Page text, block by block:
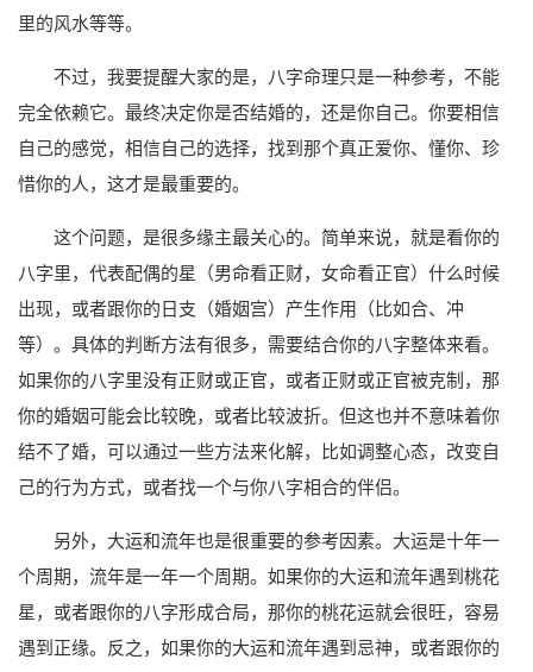
里的风水等等。
不过，我要提醒大家的是，八字命理只是一种参考，不能
完全依赖它。最终决定你是否结婚的，还是你自己。你要相信
自己的感觉，相信自己的选择，找到那个真正爱你、懂你、珍
惜你的人，这才是最重要的。
这个问题，是很多缘主最关心的。简单来说，就是看你的
八字里，代表配偶的星（男命看正财，女命看正官）什么时候
出现，或者跟你的日支（婚姻宫）产生作用（比如合、冲
等）。具体的判断方法有很多，需要结合你的八字整体来看。
如果你的八字里没有正财或正官，或者正财或正官被克制，那
你的婚姻可能会比较晚，或者比较波折。但这也并不意味着你
结不了婚，可以通过一些方法来化解，比如调整心态，改变自
己的行为方式，或者找一个与你八字相合的伴侣。
另外，大运和流年也是很重要的参考因素。大运是十年一
个周期，流年是一年一个周期。如果你的大运和流年遇到桃花
星，或者跟你的八字形成合局，那你的桃花运就会很旺，容易
遇到正缘。反之，如果你的大运和流年遇到忌神，或者跟你的